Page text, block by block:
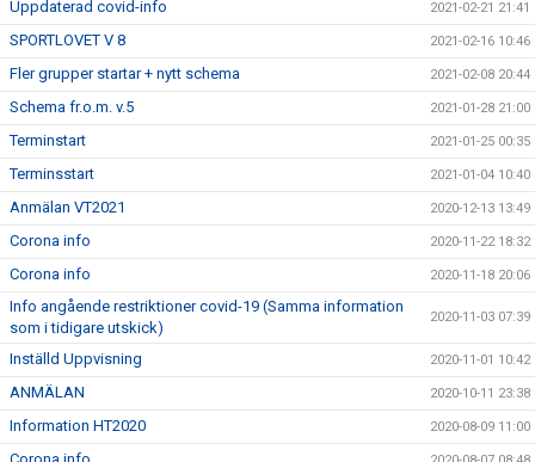
Uppdaterad covid-info 2021-02-21 21:41
SPORTLOVET V 8 2021-02-16 10:46
Fler grupper startar + nytt schema 2021-02-08 20:44
Schema fr.o.m. v.5 2021-01-28 21:00
Terminstart 2021-01-25 00:35
Terminsstart 2021-01-04 10:40
Anmälan VT2021 2020-12-13 13:49
Corona info 2020-11-22 18:32
Corona info 2020-11-18 20:06
Info angående restriktioner covid-19 (Samma information
som i tidigare utskick)
2020-11-03 07:39
Inställd Uppvisning 2020-11-01 10:42
ANMÄLAN 2020-10-11 23:38
Information HT2020 2020-08-09 11:00